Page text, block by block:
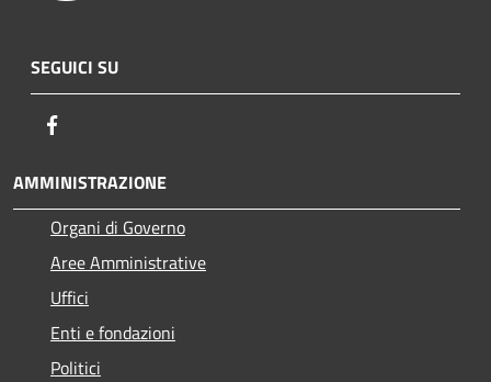
SEGUICI SU
AMMINISTRAZIONE
Organi di Governo
Aree Amministrative
Uffici
Enti e fondazioni
Politici